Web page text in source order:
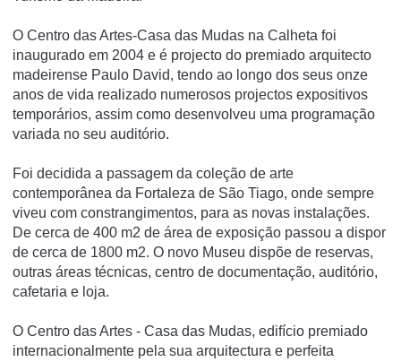
O Centro das Artes-Casa das Mudas na Calheta foi
inaugurado em 2004 e é projecto do premiado arquitecto
madeirense Paulo David, tendo ao longo dos seus onze
anos de vida realizado numerosos projectos expositivos
temporários, assim como desenvolveu uma programação
variada no seu auditório.
Foi decidida a passagem da coleção de arte
contemporânea da Fortaleza de São Tiago, onde sempre
viveu com constrangimentos, para as novas instalações.
De cerca de 400 m2 de área de exposição passou a dispor
de cerca de 1800 m2. O novo Museu dispõe de reservas,
outras áreas técnicas, centro de documentação, auditório,
cafetaria e loja.
O Centro das Artes - Casa das Mudas, edifí­cio premiado
internacionalmente pela sua arquitectura e perfeita